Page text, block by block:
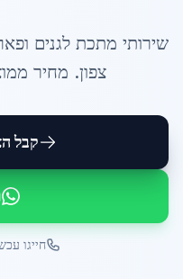
שירותי מתכת לגנים
צפון. מחיר
קבל
חייגו